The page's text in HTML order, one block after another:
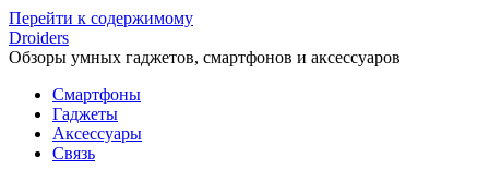
Перейти к содержимому
Droiders
Обзоры умных гаджетов, смартфонов и аксессуаров
Смартфоны
Гаджеты
Аксессуары
Связь